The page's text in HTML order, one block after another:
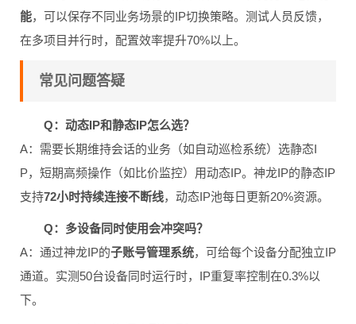
能，可以保存不同业务场景的IP切换策略。测试人员反馈，
在多项目并行时，配置效率提升70%以上。
常见问题答疑
Q：动态IP和静态IP怎么选？
A：需要长期维持会话的业务（如自动巡检系统）选静态I
P，短期高频操作（如比价监控）用动态IP。神龙IP的静态IP
支持72小时持续连接不断线，动态IP池每日更新20%资源。
Q：多设备同时使用会冲突吗？
A：通过神龙IP的子账号管理系统，可给每个设备分配独立IP
通道。实测50台设备同时运行时，IP重复率控制在0.3%以
下。